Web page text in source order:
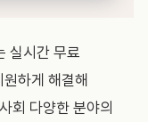
실시간 무료
하게 해결해
회 다양한 분야의